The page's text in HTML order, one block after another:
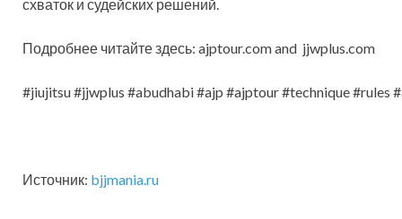
схваток и судейских решений.
Подробнее читайте здесь: ajptour.com and jjwplus.com
#jiujitsu #jjwplus #abudhabi #ajp #ajptour #technique #rules
Источник: bjjmania.ru